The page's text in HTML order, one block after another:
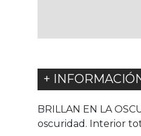
+
BRILLAN EN LA
oscuridad. Interior